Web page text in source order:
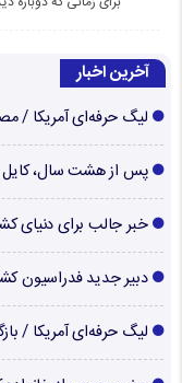
آخرین اخبار
لیگ حرفه‌ای آمریکا /
پس از هشت سال،
خبر جالب برای دنیای
دبیر جدید فدراسیون
لیگ حرفه‌ای آمریکا /